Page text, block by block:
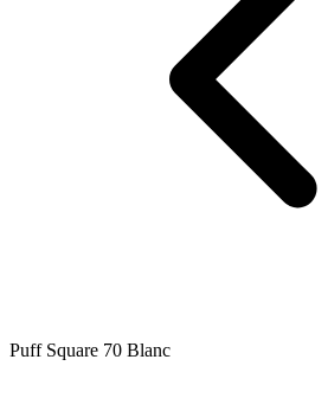
Puff Square 70 Blanc